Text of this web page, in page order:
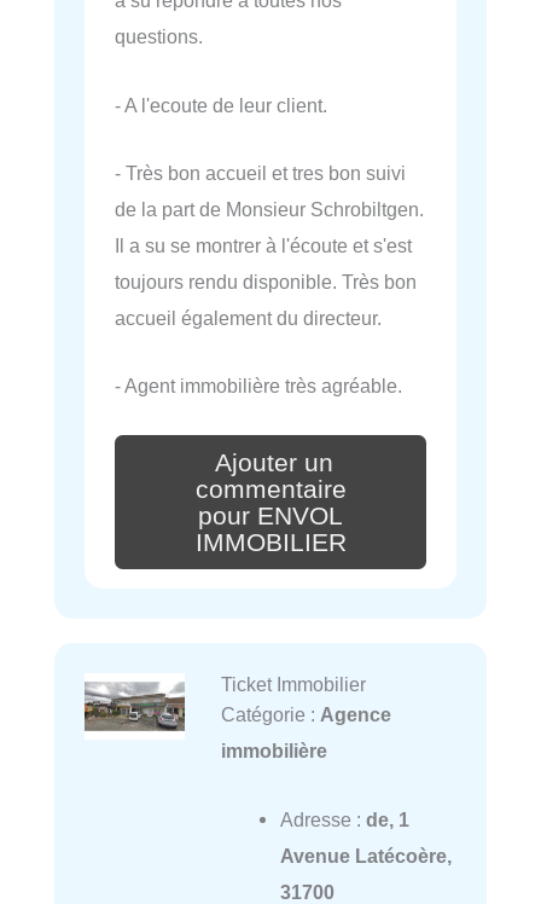
questions.
- A l'ecoute de leur client.
- Très bon accueil et tres bon suivi
de la part de Monsieur Schrobiltgen.
Il a su se montrer à l'écoute et s'est
toujours rendu disponible. Très bon
accueil également du directeur.
- Agent immobilière très agréable.
Ajouter un
commentaire
pour ENVOL
IMMOBILIER
Ticket Immobilier
Catégorie : Agence
immobilière
Adresse : de, 1
Avenue Latécoère,
31700